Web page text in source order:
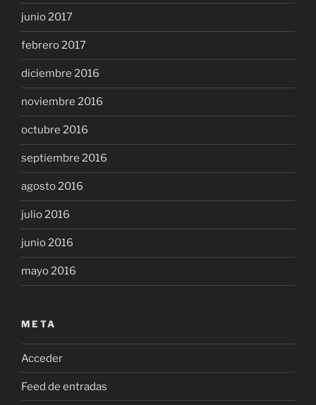
junio 2017
febrero 2017
diciembre 2016
noviembre 2016
octubre 2016
septiembre 2016
agosto 2016
julio 2016
junio 2016
mayo 2016
META
Acceder
Feed de entradas